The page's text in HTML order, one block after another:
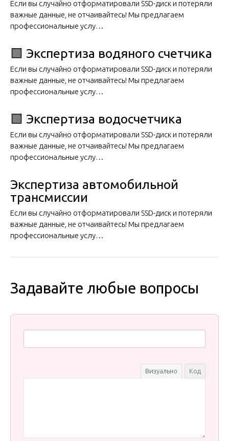
Если вы случайно отформатировали SSD-диск и потеряли
важные данные, не отчаивайтесь! Мы предлагаем
профессиональные услу…
🟩 Экспертиза водяного счетчика
Если вы случайно отформатировали SSD-диск и потеряли
важные данные, не отчаивайтесь! Мы предлагаем
профессиональные услу…
🟩 Экспертиза водосчетчика
Если вы случайно отформатировали SSD-диск и потеряли
важные данные, не отчаивайтесь! Мы предлагаем
профессиональные услу…
Экспертиза автомобильной
трансмиссии
Если вы случайно отформатировали SSD-диск и потеряли
важные данные, не отчаивайтесь! Мы предлагаем
профессиональные услу…
Задавайте любые вопросы
Визуально Код